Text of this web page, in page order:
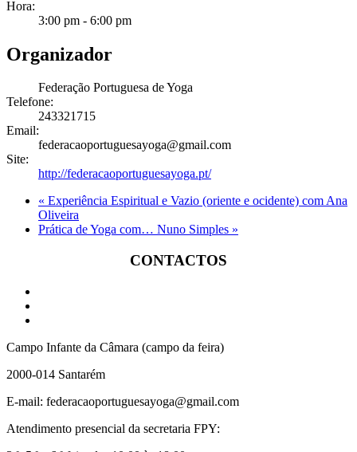
Hora:
3:00 pm - 6:00 pm
Organizador
Federação Portuguesa de Yoga
Telefone:
243321715
Email:
federacaoportuguesayoga@gmail.com
Site:
http://federacaoportuguesayoga.pt/
« Experiência Espiritual e Vazio (oriente e ocidente) com Ana
Oliveira
Prática de Yoga com… Nuno Simples »
CONTACTOS
Campo Infante da Câmara (campo da feira)
2000-014 Santarém
E-mail: federacaoportuguesayoga@gmail.com
Atendimento presencial da secretaria FPY: